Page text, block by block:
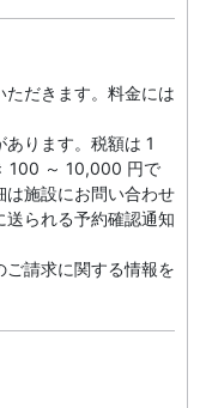
だきます。料金には
ります。税額は 1
100 ～ 10,000 円で
は施設にお問い合わせ
送られる予約確認通知
請求に関する情報を